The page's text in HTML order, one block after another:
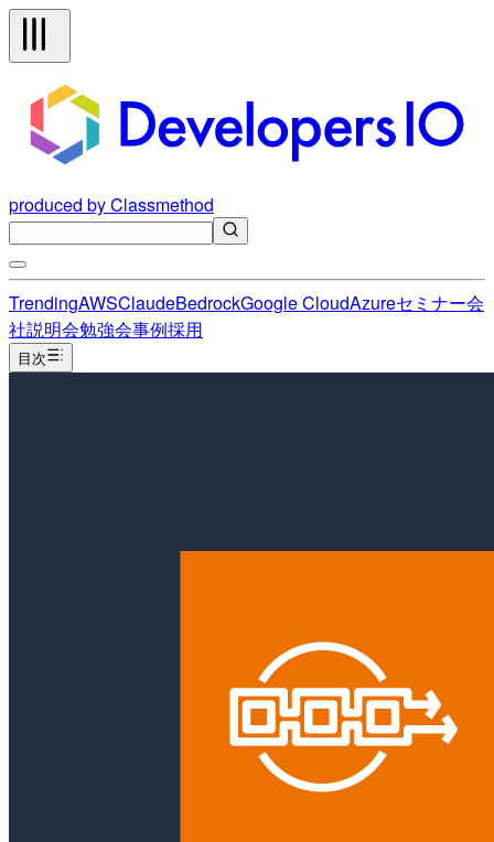
produced by Classmethod
TrendingAWSClaudeBedrockGoogle CloudAzureセミナー会
社説明会勉強会事例採用
目次